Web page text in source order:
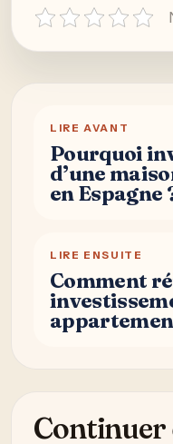
LIRE AVANT
Pourquoi
d’une
en Espagne
LIRE ENSUITE
Comment
Continuer